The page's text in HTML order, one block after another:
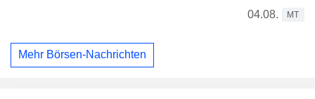
04.08.
MT
Mehr Börsen-Nachrichten